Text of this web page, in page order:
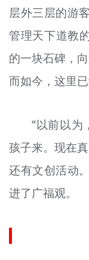
层外三层的游
管理天下道教
的一块石碑，
而如今，这里
“以前以为
孩子来。现在
还有文创活动
进了广福观。